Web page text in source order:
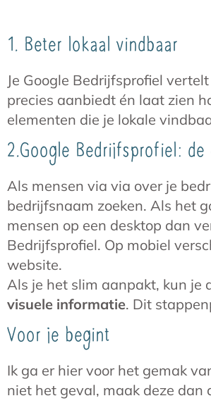
1. Beter lokaal vindbaar
Je Google Bedrijfsprofiel
precies aanbiedt én laat zien
elementen die je lokale
2.Google Bedrijfsprofiel:
Als mensen via via over je
bedrijfsnaam zoeken. Als het
mensen op een desktop dan
Bedrijfsprofiel. Op mobiel
website.
Als je het slim aanpakt, kun je
visuele informatie. Dit
Voor je begint
Ik ga er hier voor het gemak
niet het geval, maak deze dan